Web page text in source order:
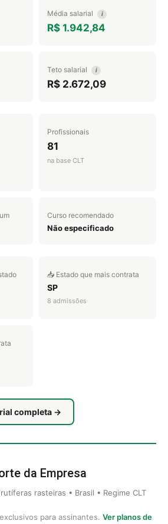
Média salarial i
R$ 1.942,84
Teto salarial i
R$ 2.672,09
Profissionais
81
na base CLT
Curso recomendado
Não especificado
📥 Estado que mais contrata
SP
8 admissões
completa →
da Empresa
rasteiras • Brasil • Regime CLT
para assinantes. Ver planos de